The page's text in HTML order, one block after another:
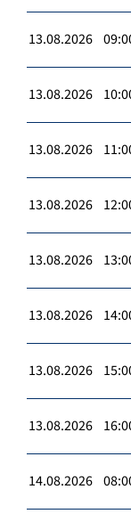
13.08.2026
13.08.2026
13.08.2026
13.08.2026
13.08.2026
13.08.2026
13.08.2026
13.08.2026
14.08.2026